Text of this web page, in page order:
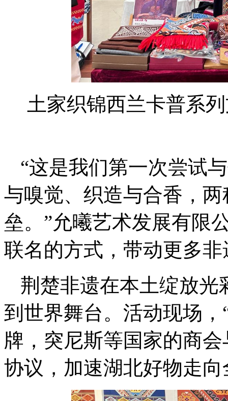
土家织锦西兰卡普系
“这是我们第一次尝试
与嗅觉、织造与合香，
垒。”允曦艺术发展有限
联名的方式，带动更多
荆楚非遗在本土绽放光
到世界舞台。活动现场
牌，突尼斯等国家的商
协议，加速湖北好物走向